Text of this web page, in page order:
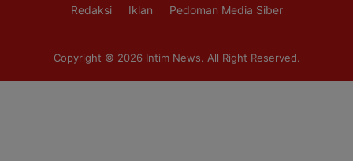
Redaksi Iklan Pedoman Media Siber
Copyright © 2026 Intim News. All Right Reserved.